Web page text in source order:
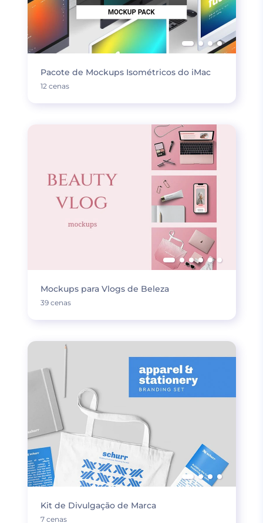
Pacote de Mockups Isométricos do iMac
12 cenas
Mockups para Vlogs de Beleza
39 cenas
Kit de Divulgação de Marca
7 cenas